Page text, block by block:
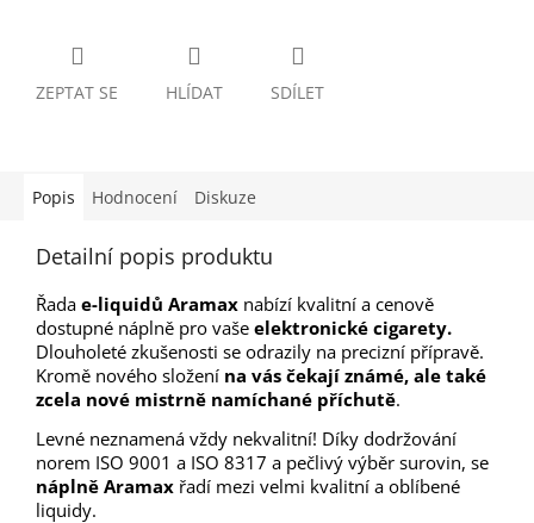
ZEPTAT SE HLÍDAT SDÍLET
Popis Hodnocení Diskuze
Detailní popis produktu
Řada e-liquidů Aramax nabízí kvalitní a cenově
dostupné náplně pro vaše elektronické cigarety.
Dlouholeté zkušenosti se odrazily na precizní přípravě.
Kromě nového složení na vás čekají známé, ale také
zcela nové mistrně namíchané příchutě.
Levné neznamená vždy nekvalitní! Díky dodržování
norem ISO 9001 a ISO 8317 a pečlivý výběr surovin, se
náplně Aramax řadí mezi velmi kvalitní a oblíbené
liquidy.